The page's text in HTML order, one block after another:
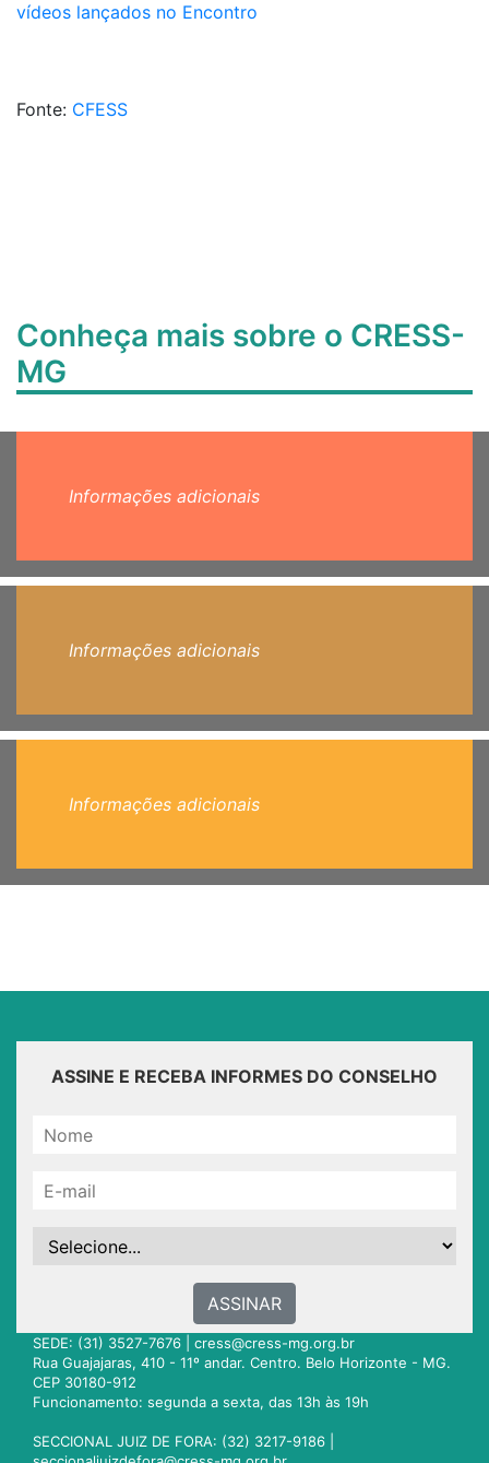
vídeos lançados no Encontro
Fonte: CFESS
Conheça mais sobre o CRESS-
MG
Informações adicionais
Informações adicionais
Informações adicionais
ASSINE E RECEBA INFORMES DO CONSELHO
ASSINAR
SEDE: (31) 3527-7676 | cress@cress-mg.org.br
Rua Guajajaras, 410 - 11º andar. Centro. Belo Horizonte - MG.
CEP 30180-912
Funcionamento: segunda a sexta, das 13h às 19h
SECCIONAL JUIZ DE FORA: (32) 3217-9186 |